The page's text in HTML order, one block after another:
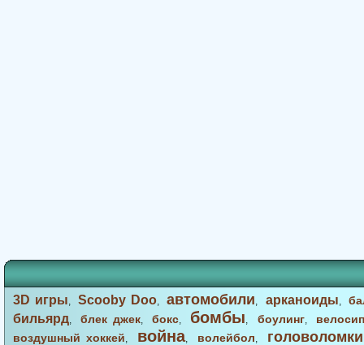
3D игры,Scooby Doo,автомобили, арканоиды,
бильярд,блек джек,бокс, бомбы, боулинг,
воздушный хоккей, война, волейбол, головоломки